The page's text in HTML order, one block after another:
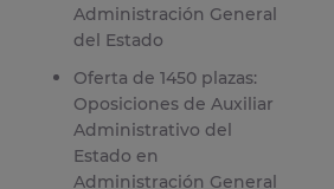
Administración General
del Estado
Oferta de 1450 plazas:
Oposiciones de Auxiliar
Administrativo del
Estado en
Administración General